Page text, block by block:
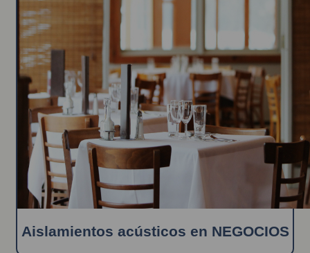
Aislamientos acústicos en NEGOCIOS